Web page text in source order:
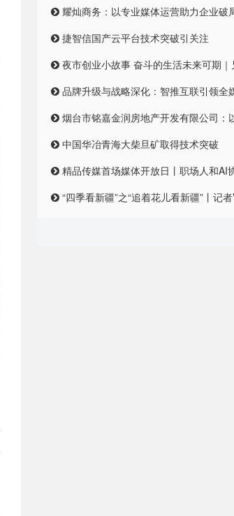
耀灿商务：以专业媒体运营助力企业破局信息
捷智信国产云平台技术突破引关注
夜市创业小故事 奋斗的生活未来可期｜兄弟合伙摆摊 开启创
品牌升级与战略深化：智推互联引领全媒体整合营销
烟台市铭嘉金润房地产开发有限公司：以品质筑梦，引领未来居住
中国华冶青海大柴旦矿取得技术突破
精品传媒首场媒体开放日丨职场人和AI协同合作，是一种怎样的
“四季看新疆”之“追着花儿看新疆”丨记者Vlog:记者在和田直播带货艾德莱斯,首